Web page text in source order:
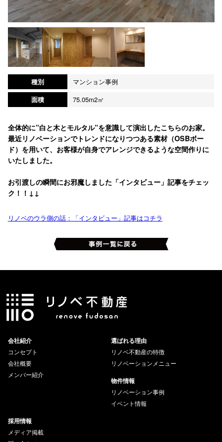
種別
マンション事例
面積
75.05m2㎡
全体的に”白と木とモルタル”を意識して演出したこちらのお家。
最近リノベーションでトレンドになりつつある素材（OSBボー
ド）を用いて、お客様が自身でアレンジできるような空間作りに
いたしました。
お引渡しの瞬間にお邪魔しました「インタビュー」記事をチェッ
ク！！↓↓
リノベのウラ側の話：「インタビュー」記事はコチラ
会社紹介
コンセプト
会社概要
メンバー紹介
選ばれる理由
リノベ不動産の特徴
リノベーションメニュー
物件情報
リノベーション事例
イベント情報
採用情報
メディア掲載